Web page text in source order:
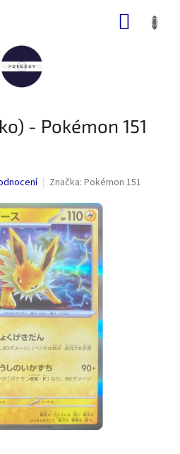
- Pokémon 151
Značka: Pokémon 151